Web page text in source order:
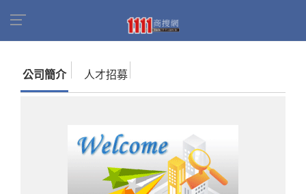
公司簡介 人才招募